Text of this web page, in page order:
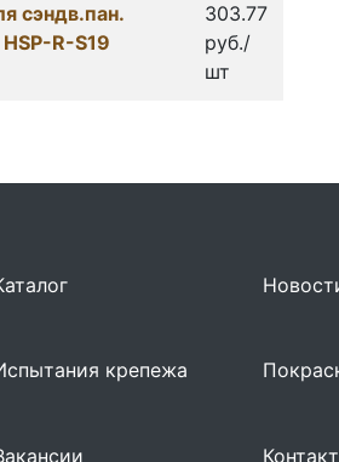
сэндв.пан.
R-S19
303.77
руб./
шт
крепежа